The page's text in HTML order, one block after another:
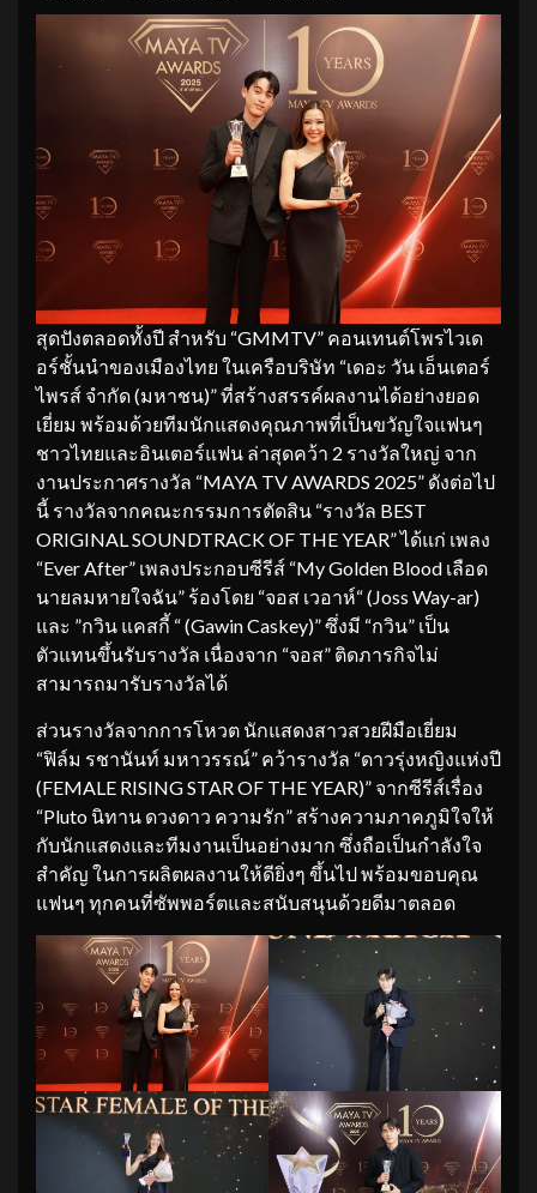
สุดปังตลอดทั้งปี สำหรับ “GMMTV” คอนเทนต์โพรไวเด
อร์ชั้นนำของเมืองไทย ในเครือบริษัท “เดอะ วัน เอ็นเตอร์
ไพรส์ จำกัด (มหาชน)” ที่สร้างสรรค์ผลงานได้อย่างยอด
เยี่ยม พร้อมด้วยทีมนักแสดงคุณภาพที่เป็นขวัญใจแฟนๆ
ชาวไทยและอินเตอร์แฟน ล่าสุดคว้า 2 รางวัลใหญ่ จาก
งานประกาศรางวัล “MAYA TV AWARDS 2025” ดังต่อไป
นี้ รางวัลจากคณะกรรมการตัดสิน “รางวัล BEST
ORIGINAL SOUNDTRACK OF THE YEAR” ได้แก่ เพลง
“Ever After” เพลงประกอบซีรีส์ “My Golden Blood เลือด
นายลมหายใจฉัน” ร้องโดย “จอส เวอาห์“ (Joss Way-ar)
และ ”กวิน แคสกี้ “ (Gawin Caskey)” ซึ่งมี “กวิน” เป็น
ตัวแทนขึ้นรับรางวัล เนื่องจาก “จอส” ติดภารกิจไม่
สามารถมารับรางวัลได้
ส่วนรางวัลจากการโหวต นักแสดงสาวสวยฝีมือเยี่ยม
“ฟิล์ม รชานันท์ มหาวรรณ์” คว้ารางวัล “ดาวรุ่งหญิงแห่งปี
(FEMALE RISING STAR OF THE YEAR)” จากซีรีส์เรื่อง
“Pluto นิทาน ดวงดาว ความรัก” สร้างความภาคภูมิใจให้
กับนักแสดงและทีมงานเป็นอย่างมาก ซึ่งถือเป็นกำลังใจ
สำคัญ ในการผลิตผลงานให้ดียิ่งๆ ขึ้นไป พร้อมขอบคุณ
แฟนๆ ทุกคนที่ซัพพอร์ตและสนับสนุนด้วยดีมาตลอด